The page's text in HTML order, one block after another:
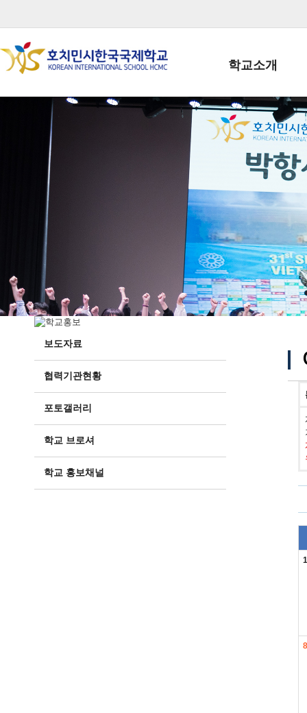
학교소개
학교장인사말
학생회장인사말
학교상징
학교 CI
교직원현황
학생현황
위치/전화
전경사진
보도자료
협력기관현황
포토갤러리
학교 브로셔
학교 홍보채널
1
8